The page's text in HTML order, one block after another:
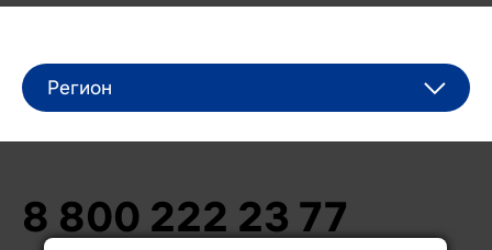
8 800 222 23 77